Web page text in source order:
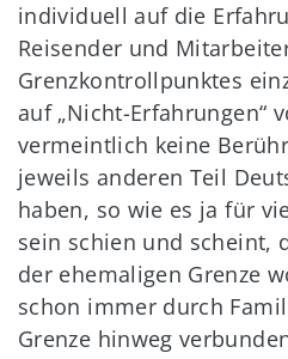
individuell auf die
Reisender und
Grenzkontrollpunktes
auf „Nicht-Erfahrungen“
vermeintlich keine
jeweils anderen Teil
haben, so wie es ja für
sein schien und scheint,
der ehemaligen Grenze
schon immer durch
Grenze hinweg